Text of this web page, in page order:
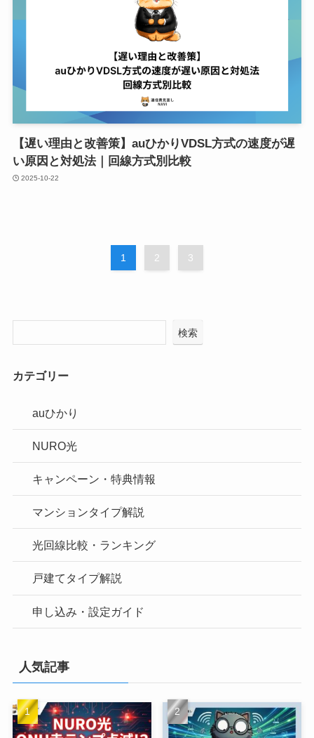
【遅い理由と改善策】auひかりVDSL方式の速度が遅
い原因と対処法｜回線方式別比較
2025-10-22
1 2 3
検索
カテゴリー
auひかり
NURO光
キャンペーン・特典情報
マンションタイプ解説
光回線比較・ランキング
戸建てタイプ解説
申し込み・設定ガイド
人気記事